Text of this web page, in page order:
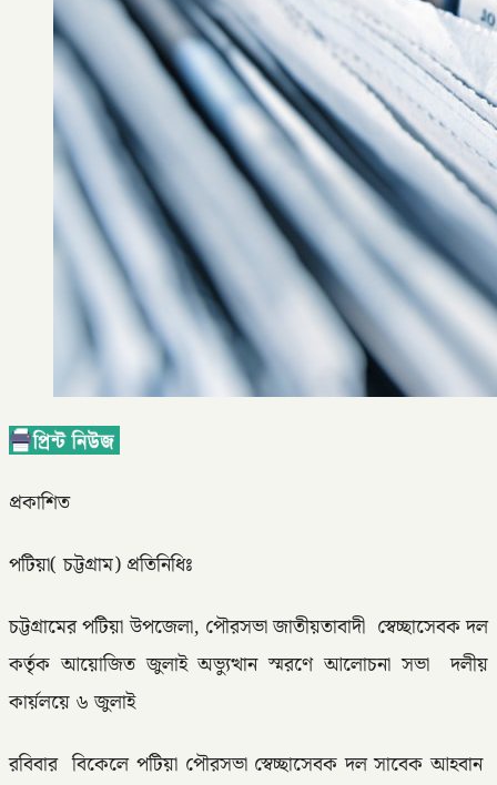
প্রকাশিত
পটিয়া( চট্টগ্রাম) প্রতিনিধিঃ
চট্টগ্রামের পটিয়া উপজেলা, পৌরসভা জাতীয়তাবাদী স্বেচ্ছাসেবক দল
কর্তৃক আয়োজিত জুলাই অভ্যুত্থান স্মরণে আলোচনা সভা দলীয়
কার্য়লয়ে ৬ জুলাই
রবিবার বিকেলে পটিয়া পৌরসভা স্বেচ্ছাসেবক দল সাবেক আহবান